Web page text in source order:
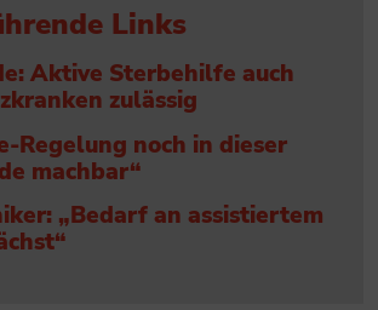
Links
Aktive Sterbehilfe auch
zulässig
Regelung noch in dieser
machbar“
„Bedarf an assistiertem